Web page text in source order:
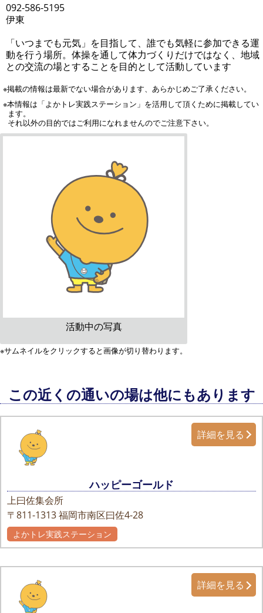
092-586-5195
伊東
「いつまでも元気」を目指して、誰でも気軽に参加できる運
動を行う場所。体操を通して体力づくりだけではなく、地域
との交流の場とすることを目的として活動しています
※掲載の情報は最新でない場合があります、あらかじめご了承ください。
※本情報は「よかトレ実践ステーション」を活用して頂くために掲載してい
ます。
それ以外の目的ではご利用になれませんのでご注意下さい。
活動中の写真
※サムネイルをクリックすると画像が切り替わります。
この近くの通いの場は他にもあります
ハッピーゴールド
上曰佐集会所
〒811-1313福岡市南区曰佐4-28
詳細を見る
よかトレ実践ステーション
詳細を見る